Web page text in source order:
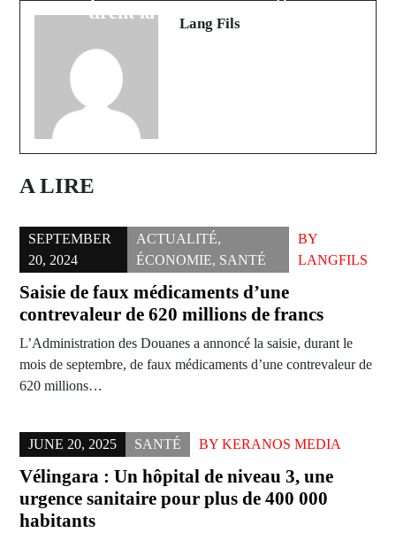
tirent la sonnette d'alarme
Lang Fils
A LIRE
SEPTEMBER
20, 2024
ACTUALITÉ,
ÉCONOMIE, SANTÉ
BY
LANGFILS
Saisie de faux médicaments d’une
contrevaleur de 620 millions de francs
L’Administration des Douanes a annoncé la saisie, durant le
mois de septembre, de faux médicaments d’une contrevaleur de
620 millions…
JUNE 20, 2025 SANTÉ BY KERANOS MEDIA
Vélingara : Un hôpital de niveau 3, une
urgence sanitaire pour plus de 400 000
habitants